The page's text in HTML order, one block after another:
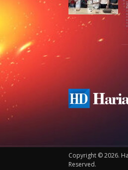
Copyright © 2026.
Reserved.